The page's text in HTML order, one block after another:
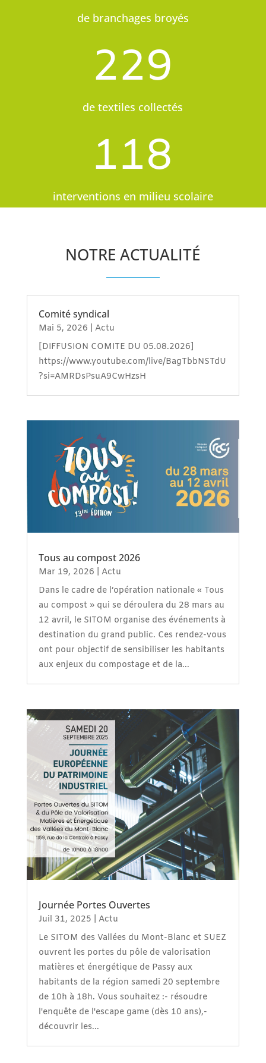
de branchages broyés
229
de textiles collectés
118
interventions en milieu scolaire
NOTRE ACTUALITÉ
Comité syndical
Mai 5, 2026
Actu
[DIFFUSION COMITE DU 05.08.2026]
https://www.youtube.com/live/BagTbbNSTdU
?si=AMRDsPsuA9CwHzsH
Tous au compost 2026
Mar 19, 2026
Actu
Dans le cadre de l’opération nationale « Tous
au compost » qui se déroulera du 28 mars au
12 avril, le SITOM organise des événements à
destination du grand public. Ces rendez-vous
ont pour objectif de sensibiliser les habitants
aux enjeux du compostage et de la...
Journée Portes Ouvertes
Juil 31, 2025
Actu
Le SITOM des Vallées du Mont-Blanc et SUEZ
ouvrent les portes du pôle de valorisation
matières et énergétique de Passy aux
habitants de la région samedi 20 septembre
de 10h à 18h. Vous souhaitez :- résoudre
l'enquête de l'escape game (dès 10 ans),-
découvrir les...